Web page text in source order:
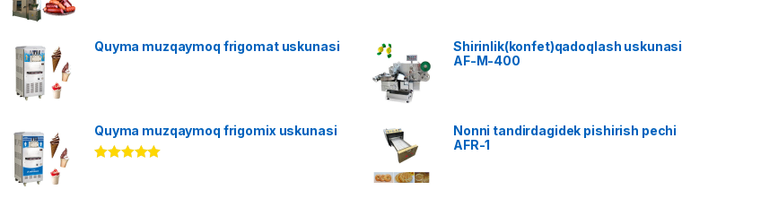
Quyma muzqaymoq frigomat uskunasi
Quyma muzqaymoq frigomix uskunasi
Shirinlik(konfet)qadoqlash uskunasi
AF-M-400
Nonni tandirdagidek pishirish pechi
AFR-1